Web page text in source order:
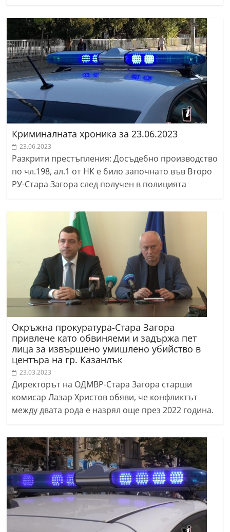
Криминалната хроника за 23.06.2023
23.06.2023
Разкрити престъпления: Досъдебно производство
по чл.198, ал.1 от НК е било започнато във Второ
РУ-Стара Загора след получен в полицията
Окръжна прокуратура-Стара Загора
привлече като обвиняеми и задържа пет
лица за извършено умишлено убийство в
центъра на гр. Казанлък
23.03.2023
Директорът на ОДМВР-Стара Загора старши
комисар Лазар Христов обяви, че конфликтът
между двата рода е назрял още през 2022 година.